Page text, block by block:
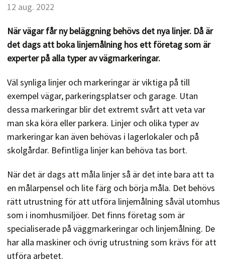
12 aug. 2022
När vägar får ny beläggning behövs det nya linjer. Då är
det dags att boka linjemålning hos ett företag som är
experter på alla typer av vägmarkeringar.
Väl synliga linjer och markeringar är viktiga på till
exempel vägar, parkeringsplatser och garage. Utan
dessa markeringar blir det extremt svårt att veta var
man ska köra eller parkera. Linjer och olika typer av
markeringar kan även behövas i lagerlokaler och på
skolgårdar. Befintliga linjer kan behöva tas bort.
När det är dags att måla linjer så är det inte bara att ta
en målarpensel och lite färg och börja måla. Det behövs
rätt utrustning för att utföra linjemålning såväl utomhus
som i inomhusmiljöer. Det finns företag som är
specialiserade på väggmarkeringar och linjemålning. De
har alla maskiner och övrig utrustning som krävs för att
utföra arbetet.